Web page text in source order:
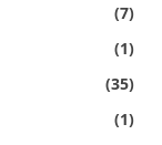
(7)
(1)
(35)
(1)